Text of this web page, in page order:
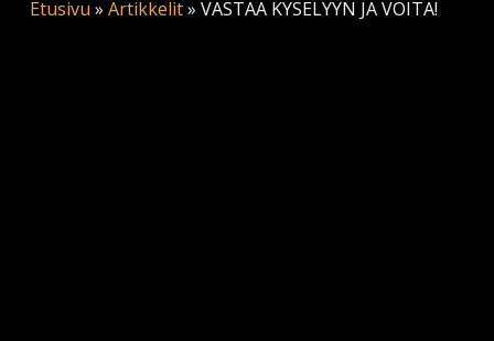
Etusivu » Artikkelit» VASTAA KYSELYYN JA VOITA!